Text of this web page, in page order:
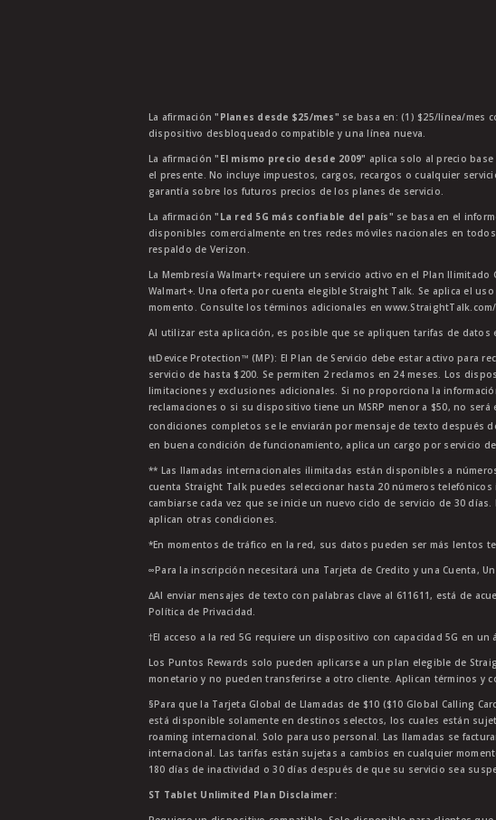
La afirmación"Planes desde $25/mes" se basa en: (1) $25/línea/mes
dispositivo desbloqueado compatible y una línea nueva.
La afirmación"El mismo precio desde 2009" aplica solo al precio
el presente. No incluye impuestos, cargos, recargos o cualquier
garantía sobre los futuros precios de los planes de servicio.
La afirmación"La red 5G más confiable del país" se basa en el
disponibles comercialmente en tres redes móviles nacionales en
respaldo de Verizon.
La Membresía Walmart+ requiere un servicio activo en el Plan
Walmart+. Una oferta por cuenta elegible Straight Talk. Se aplica el
momento. Consulte los términos adicionales en
Al utilizar esta aplicación, es posible que se apliquen tarifas de
ŧŧDevice Protection™ (MP): El Plan de Servicio debe estar activo para
servicio de hasta $200. Se permiten 2 reclamos en 24 meses. Los
limitaciones y exclusiones adicionales. Si no proporciona la
reclamaciones o si su dispositivo tiene un MSRP menor a $50, no
condiciones completos se le enviarán por mensaje de texto después
en buena condición de funcionamiento, aplica un cargo por servicio
** Las llamadas internacionales ilimitadas están disponibles a
cuenta Straight Talk puedes seleccionar hasta 20 números
cambiarse cada vez que se inicie un nuevo ciclo de servicio de 30
aplican otras condiciones.
*En momentos de tráfico en la red, sus datos pueden ser más lentos
∞Para la inscripción necesitará una Tarjeta de Credito y una Cuenta,
∆Al enviar mensajes de texto con palabras clave al 611611, está de
Política de Privacidad.
†El acceso a la red 5G requiere un dispositivo con capacidad 5G en un
Los Puntos Rewards solo pueden aplicarse a un plan elegible de
monetario y no pueden transferirse a otro cliente. Aplican términos y
§Para que la Tarjeta Global de Llamadas de $10 ($10 Global Calling
está disponible solamente en destinos selectos, los cuales están
roaming internacional. Solo para uso personal. Las llamadas se
internacional. Las tarifas están sujetas a cambios en cualquier
180 días de inactividad o 30 días después de que su servicio sea
ST Tablet Unlimited Plan Disclaimer: